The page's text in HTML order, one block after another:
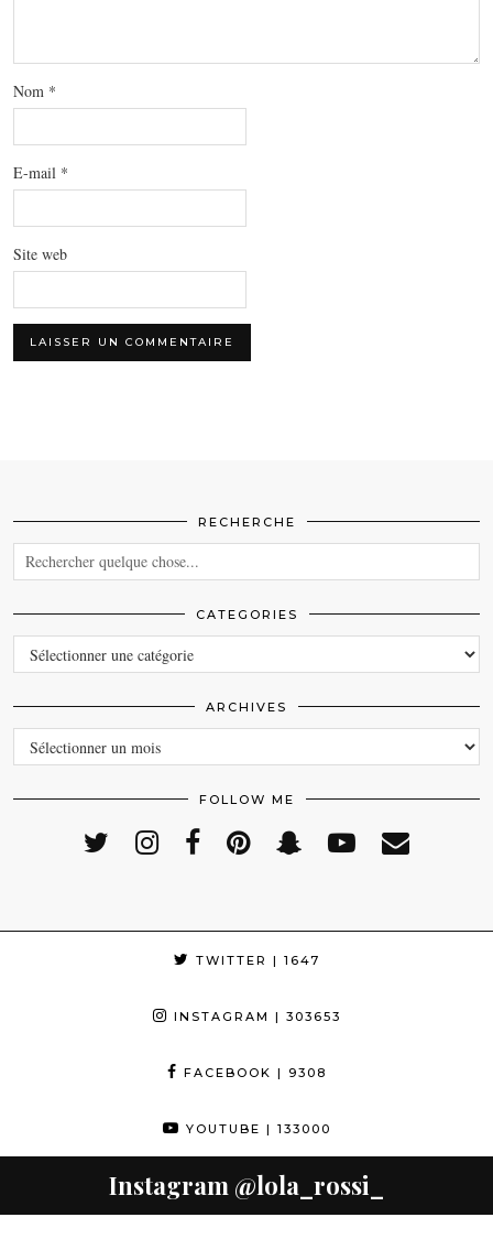
Nom *
E-mail *
Site web
RECHERCHE
CATEGORIES
CATEGORIES
ARCHIVES
ARCHIVES
FOLLOW ME
TWITTER | 1647
INSTAGRAM | 303653
FACEBOOK | 9308
YOUTUBE | 133000
Instagram @lola_rossi_